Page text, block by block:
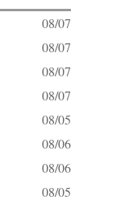
08/07
08/07
08/07
08/07
08/05
08/06
08/06
08/05